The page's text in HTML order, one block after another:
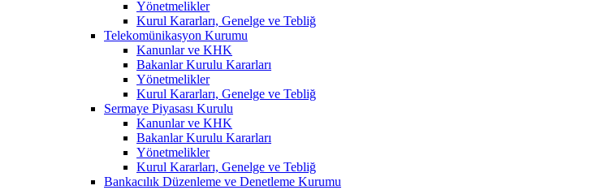
Yönetmelikler
Kurul Kararları, Genelge ve Tebliğ
Telekomünikasyon Kurumu
Kanunlar ve KHK
Bakanlar Kurulu Kararları
Yönetmelikler
Kurul Kararları, Genelge ve Tebliğ
Sermaye Piyasası Kurulu
Kanunlar ve KHK
Bakanlar Kurulu Kararları
Yönetmelikler
Kurul Kararları, Genelge ve Tebliğ
Bankacılık Düzenleme ve Denetleme Kurumu